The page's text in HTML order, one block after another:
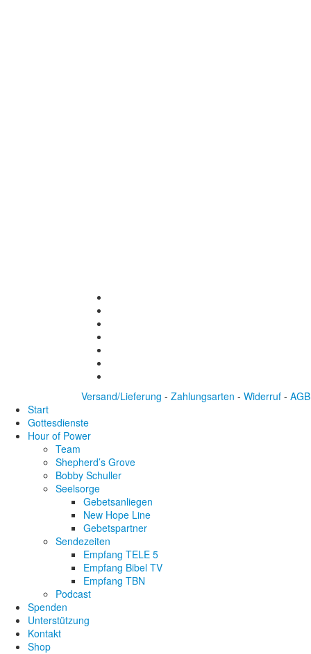
Versand/Lieferung - Zahlungsarten - Widerruf - AGB
Start
Gottesdienste
Hour of Power
Team
Shepherd’s Grove
Bobby Schuller
Seelsorge
Gebetsanliegen
New Hope Line
Gebetspartner
Sendezeiten
Empfang TELE 5
Empfang Bibel TV
Empfang TBN
Podcast
Spenden
Unterstützung
Kontakt
Shop